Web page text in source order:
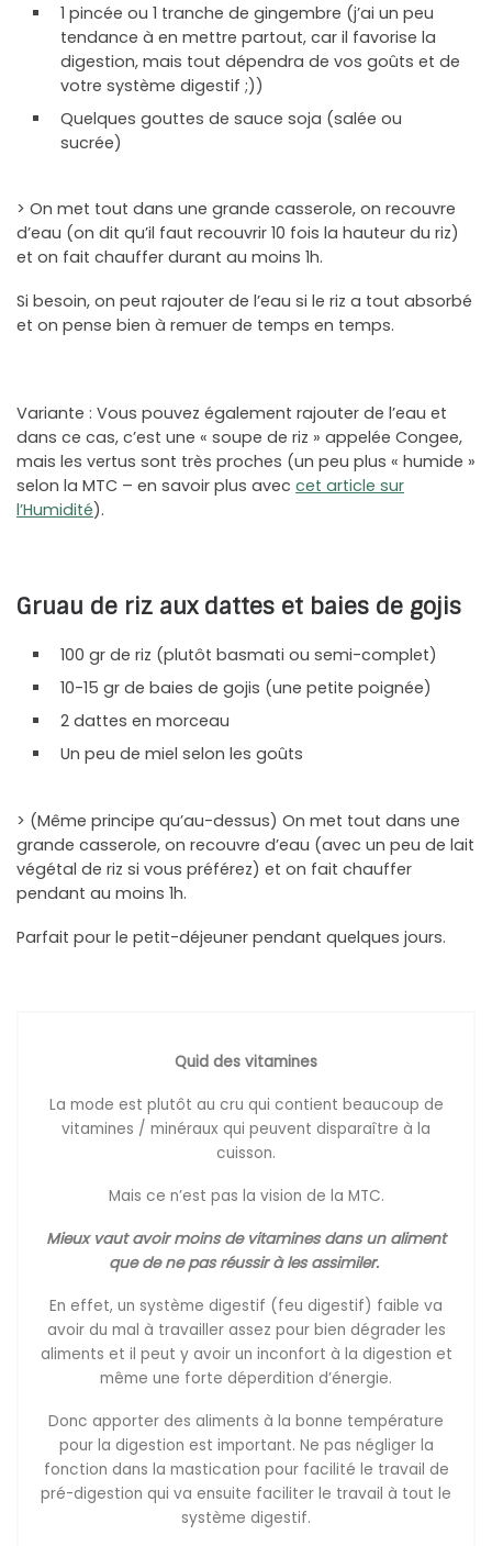
1 pincée ou 1 tranche de gingembre (j’ai un peu
tendance à en mettre partout, car il favorise la
digestion, mais tout dépendra de vos goûts et de
votre système digestif ;))
Quelques gouttes de sauce soja (salée ou
sucrée)
> On met tout dans une grande casserole, on recouvre
d’eau (on dit qu’il faut recouvrir 10 fois la hauteur du riz)
et on fait chauffer durant au moins 1h.
Si besoin, on peut rajouter de l’eau si le riz a tout absorbé
et on pense bien à remuer de temps en temps.
Variante : Vous pouvez également rajouter de l’eau et
dans ce cas, c’est une « soupe de riz » appelée Congee,
mais les vertus sont très proches (un peu plus « humide »
selon la MTC – en savoir plus avec cet article sur
l’Humidité).
Gruau de riz aux dattes et baies de gojis
100 gr de riz (plutôt basmati ou semi-complet)
10-15 gr de baies de gojis (une petite poignée)
2 dattes en morceau
Un peu de miel selon les goûts
> (Même principe qu’au-dessus) On met tout dans une
grande casserole, on recouvre d’eau (avec un peu de lait
végétal de riz si vous préférez) et on fait chauffer
pendant au moins 1h.
Parfait pour le petit-déjeuner pendant quelques jours.
Quid des vitamines
La mode est plutôt au cru qui contient beaucoup de
vitamines / minéraux qui peuvent disparaître à la
cuisson.
Mais ce n’est pas la vision de la MTC.
Mieux vaut avoir moins de vitamines dans un aliment
que de ne pas réussir à les assimiler.
En effet, un système digestif (feu digestif) faible va
avoir du mal à travailler assez pour bien dégrader les
aliments et il peut y avoir un inconfort à la digestion et
même une forte déperdition d’énergie.
Donc apporter des aliments à la bonne température
pour la digestion est important. Ne pas négliger la
fonction dans la mastication pour facilité le travail de
pré-digestion qui va ensuite faciliter le travail à tout le
système digestif.